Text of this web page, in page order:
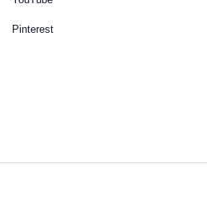
Pinterest